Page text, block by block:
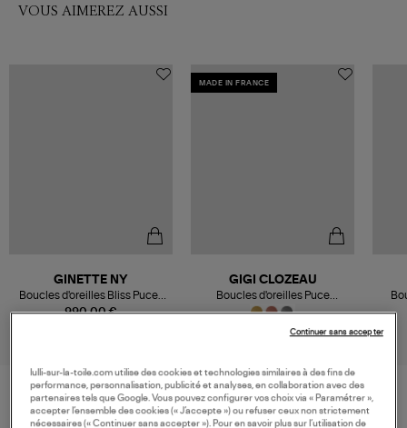
VOUS AIMEREZ AUSSI
990,00 €
GINETTE NY
Boucles d'oreilles Bliss Puces
Diamants Or Rose
MADE IN FRANCE
1 050,00 €
GIGI CLOZEAU
Boucles d'oreilles Puce
Diamants Or
VOS DERNIERS PRODUITS VUS
lulli-sur-la-toile.com utilise des cookies et technologies similaires à des fins de
performance, personnalisation, publicité et analyses, en collaboration avec des
partenaires tels que Google. Vous pouvez configurer vos choix via « Paramétrer »,
accepter l’ensemble des cookies (« J’accepte ») ou refuser ceux non strictement
nécessaires (« Continuer sans accepter »). Pour en savoir plus sur l’utilisation de
Continuer sans accepter